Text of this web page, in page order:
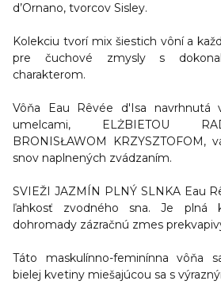
d’Ornano, tvorcov Sisley.
Kolekciu tvorí mix šiestich vôní a
pre čuchové zmysly s
charakterom.
Vôňa Eau Rêvée d'Isa navrhnutá
umelcami, ELŻBIETOU
BRONISŁAWOM KRZYSZTOFOM,
snov naplnených zvádzaním.
SVIEŽI JAZMÍN PLNÝ SLNKA Eau
ľahkosť zvodného sna. Je plná
dohromady zázračnú zmes
Táto maskulínno-feminínna vôňa
bielej kvetiny miešajúcou sa s